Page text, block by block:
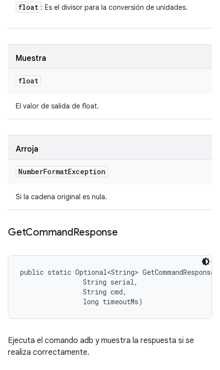
float : Es el divisor para la conversión de unidades.
Muestra
float
El valor de salida de float.
Arroja
NumberFormatException
Si la cadena original es nula.
GetCommandResponse
public static Optional<String> GetCommandResponse
                String serial,
                String cmd,
                long timeoutMs)
Ejecuta el comando adb y muestra la respuesta si se
realiza correctamente.